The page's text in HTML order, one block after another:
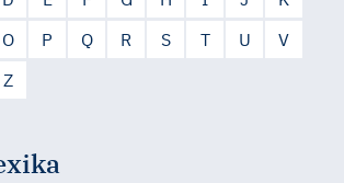
O P Q R S T U
V
Z